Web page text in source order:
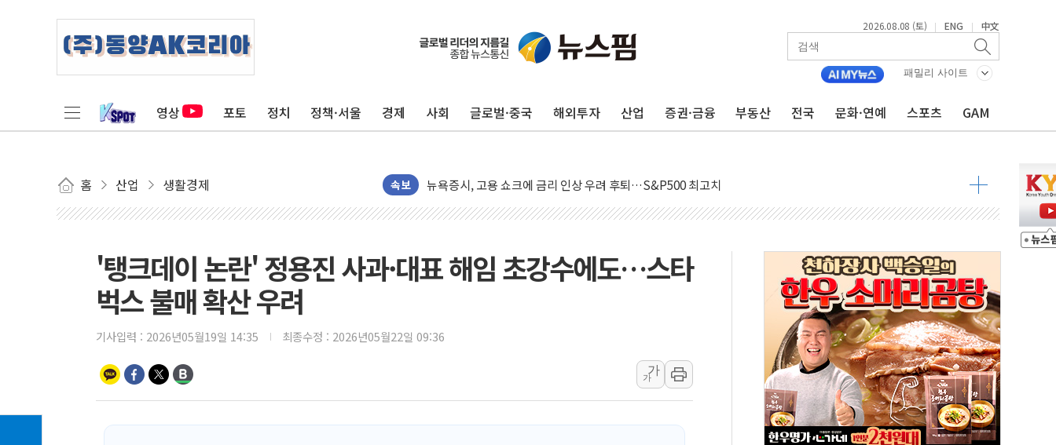
2026.08.08 (토) | ENG | 中文
패밀리 사이트
영상 포토 정치 정책·서울 경제 사회 글로벌·중국 해외투자 산업 증권·금융 부동산 전국 문화·연예 스포츠 GAM
홈 산업 생활경제 속보
민주, 오늘 제주·인천 경선 결과 발표...'김민석 재역전 vs 정청래 격차 확대'
트럼프, 쿡 연준 이사 해임 재추진…"26일까지 의혹 소명" 요구
유럽증시, 美 고용 예상 밖 부진에 연준 금리 인상 가능성 낮아지며 상승… STOXX 600 지수는 나흘 연속 최고치
[종합] 이슬람 수니파 3국, '공동방위협정' 체결… 이스라엘·이란 위협에 맞설 자체 억지력 강화
트럼프, 백신·자폐증 행정명령 검토…"이르면 다음 주"
이란 핵심 원유 수출항 '하르그섬', 최근 1주일 이상 '올스톱'… 美 해상봉쇄 영향
[AI MY 뉴스] 뉴욕 반도체주 프리뷰...美 고용 쇼크에 반도체주 '활짝'
뉴욕증시 프리뷰, 美 고용 쇼크에 금리 인상 우려 후퇴…나스닥 선물 1%대 상승
[종합] 美 7월 고용 2만3000명 감소 '쇼크'…9월 금리 인상 기대 후퇴
'탱크데이 논란' 정용진 사과·대표 해임 초강수에도…스타
벅스 불매 확산 우려
기사입력 : 2026년05월19일 14:35 최종수정 : 2026년05월22일 09:36
가
가